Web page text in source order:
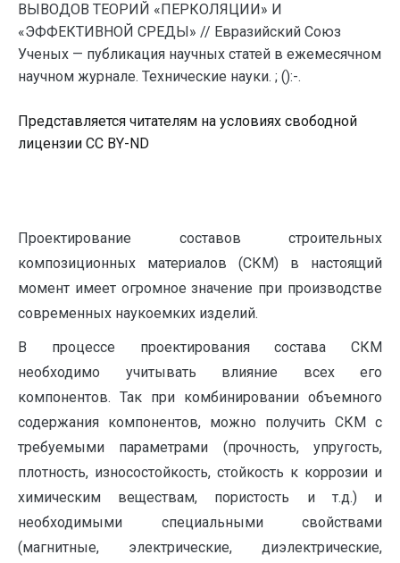
ВЫВОДОВ ТЕОРИЙ «ПЕРКОЛЯЦИИ» И
«ЭФФЕКТИВНОЙ СРЕДЫ» // Евразийский Союз
Ученых — публикация научных статей в ежемесячном
научном журнале. Технические науки. ; ():-.
Представляется читателям на условиях свободной
лицензии CC BY-ND
Проектирование составов строительных
композиционных материалов (СКМ) в настоящий
момент имеет огромное значение при производстве
современных наукоемких изделий.
В процессе проектирования состава СКМ
необходимо учитывать влияние всех его
компонентов. Так при комбинировании объемного
содержания компонентов, можно получить СКМ с
требуемыми параметрами (прочность, упругость,
плотность, износостойкость, стойкость к коррозии и
химическим веществам, пористость и т.д.) и
необходимыми специальными свойствами
(магнитные, электрические, диэлектрические,